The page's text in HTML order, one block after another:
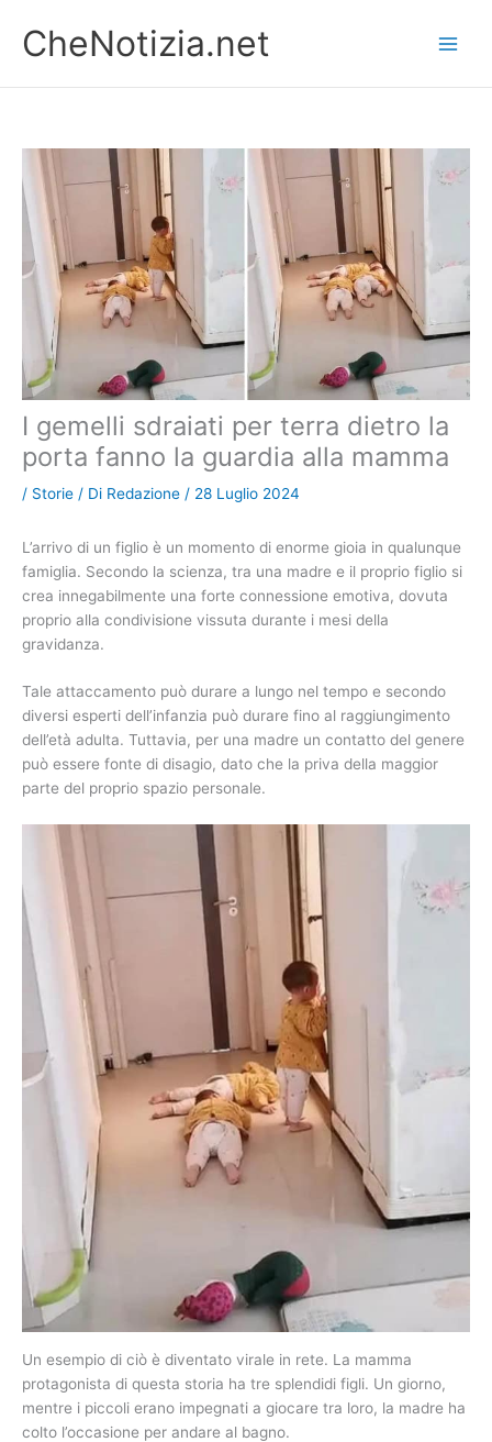
contenuto
CheNotizia.net
I gemelli sdraiati per terra dietro la
porta fanno la guardia alla mamma
/ Storie / Di Redazione / 28 Luglio 2024
L’arrivo di un figlio è un momento di enorme gioia in qualunque
famiglia. Secondo la scienza, tra una madre e il proprio figlio si
crea innegabilmente una forte connessione emotiva, dovuta
proprio alla condivisione vissuta durante i mesi della
gravidanza.
Tale attaccamento può durare a lungo nel tempo e secondo
diversi esperti dell’infanzia può durare fino al raggiungimento
dell’età adulta. Tuttavia, per una madre un contatto del genere
può essere fonte di disagio, dato che la priva della maggior
parte del proprio spazio personale.
Un esempio di ciò è diventato virale in rete. La mamma
protagonista di questa storia ha tre splendidi figli. Un giorno,
mentre i piccoli erano impegnati a giocare tra loro, la madre ha
colto l’occasione per andare al bagno.